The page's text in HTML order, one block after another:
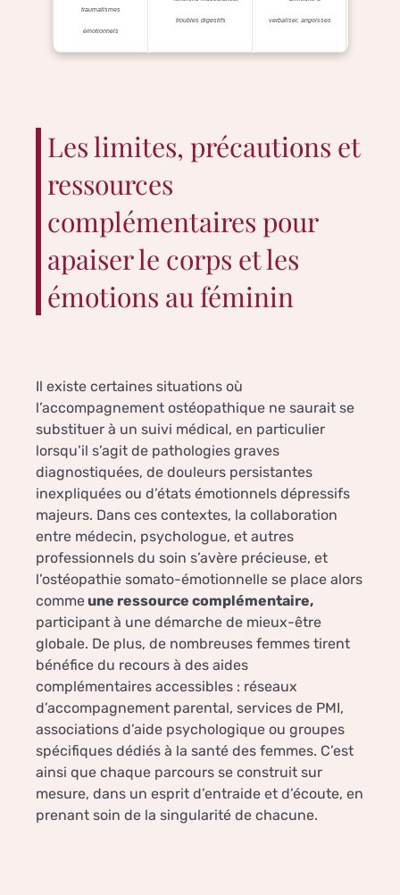
traumatismes
émotionnels
troubles digestifs verbaliser, angoisses
Les limites, précautions et
ressources
complémentaires pour
apaiser le corps et les
émotions au féminin
Il existe certaines situations où
l’accompagnement ostéopathique ne saurait se
substituer à un suivi médical, en particulier
lorsqu’il s’agit de pathologies graves
diagnostiquées, de douleurs persistantes
inexpliquées ou d’états émotionnels dépressifs
majeurs. Dans ces contextes, la collaboration
entre médecin, psychologue, et autres
professionnels du soin s’avère précieuse, et
l’ostéopathie somato-émotionnelle se place alors
commeune ressource complémentaire,
participant à une démarche de mieux-être
globale. De plus, de nombreuses femmes tirent
bénéfice du recours à des aides
complémentaires accessibles : réseaux
d’accompagnement parental, services de PMI,
associations d’aide psychologique ou groupes
spécifiques dédiés à la santé des femmes. C’est
ainsi que chaque parcours se construit sur
mesure, dans un esprit d’entraide et d’écoute, en
prenant soin de la singularité de chacune.